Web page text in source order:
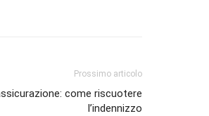
Prossimo articolo
come riscuotere
l’indennizzo